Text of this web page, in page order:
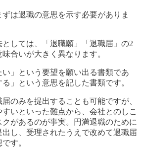
は退職の意思を示す必要がありま
しては、「退職願」「退職届」の2
合いが大きく異なります。
」という要望を願い出る書類であ
」という意思を記した書類です。
のみを提出することも可能ですが、
いといった難点から、会社とのしこ
クがあるのが事実。円満退職のために
し、受理されたうえで改めて退職届
す。